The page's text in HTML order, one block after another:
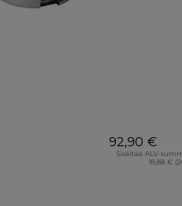
92,90 €
Sisältää ALV-
18,88 €